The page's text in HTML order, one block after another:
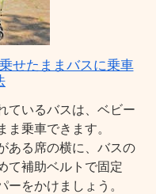
せたままバスに乗車
ているバスは、ベビー
乗車できます。
ある席の横に、バスの
て補助ベルトで固定
をかけましょう。